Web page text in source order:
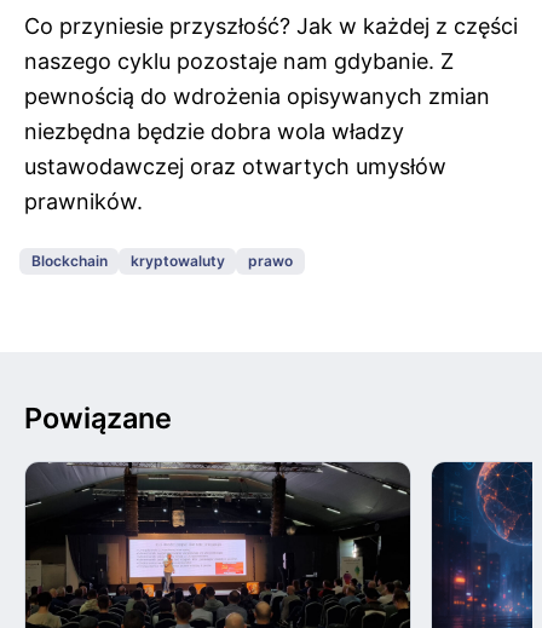
Co przyniesie przyszłość? Jak w każdej z części
naszego cyklu pozostaje nam gdybanie. Z
pewnością do wdrożenia opisywanych zmian
niezbędna będzie dobra wola władzy
ustawodawczej oraz otwartych umysłów
prawników.
Blockchain kryptowaluty prawo
Powiązane